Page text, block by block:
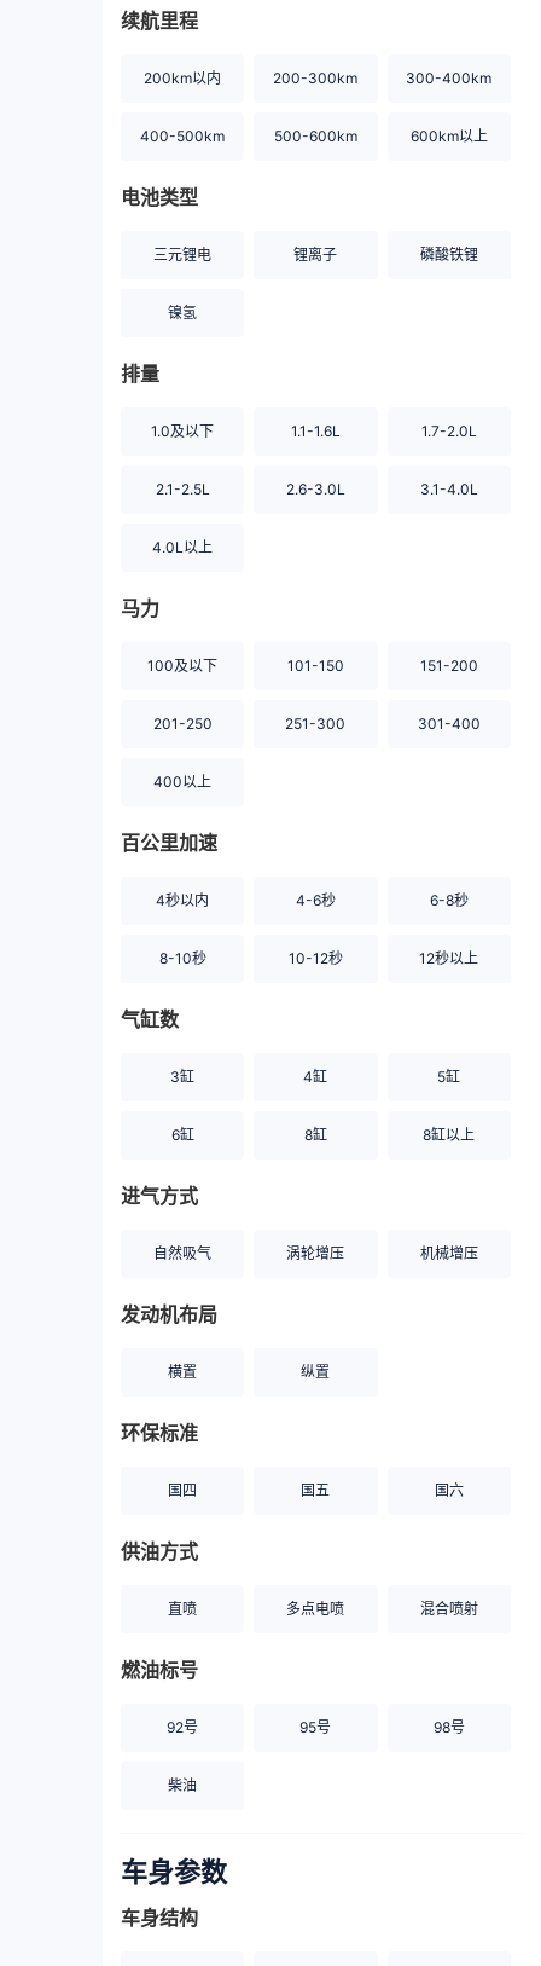
续航里程
200km以内 200-300km 300-400km
400-500km 500-600km 600km以上
电池类型
三元锂电 锂离子 磷酸铁锂
镍氢
排量
1.0及以下 1.1-1.6L 1.7-2.0L
2.1-2.5L 2.6-3.0L 3.1-4.0L
4.0L以上
马力
100及以下 101-150 151-200
201-250 251-300 301-400
400以上
百公里加速
4秒以内 4-6秒 6-8秒
8-10秒 10-12秒 12秒以上
气缸数
3缸 4缸 5缸
6缸 8缸 8缸以上
进气方式
自然吸气 涡轮增压 机械增压
发动机布局
横置 纵置
环保标准
国四 国五 国六
供油方式
直喷 多点电喷 混合喷射
燃油标号
92号 95号 98号
柴油
车身参数
车身结构